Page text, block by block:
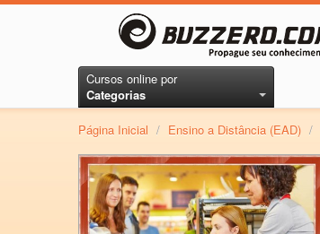
Cursos online por
Categorias
Página Inicial / Ensino a Distância (EAD) /